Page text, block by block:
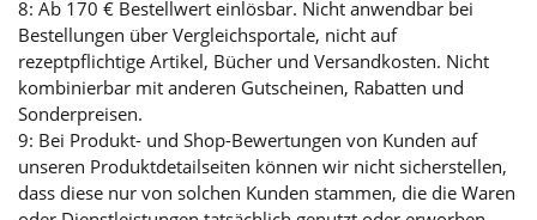
8: Ab 170 € Bestellwert einlösbar. Nicht anwendbar bei
Bestellungen über Vergleichsportale, nicht auf
rezeptpflichtige Artikel, Bücher und Versandkosten. Nicht
kombinierbar mit anderen Gutscheinen, Rabatten und
Sonderpreisen.
9: Bei Produkt- und Shop-Bewertungen von Kunden auf
unseren Produktdetailseiten können wir nicht sicherstellen,
dass diese nur von solchen Kunden stammen, die die Waren